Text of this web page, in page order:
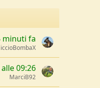
minuti fa
09:26
MarciB92